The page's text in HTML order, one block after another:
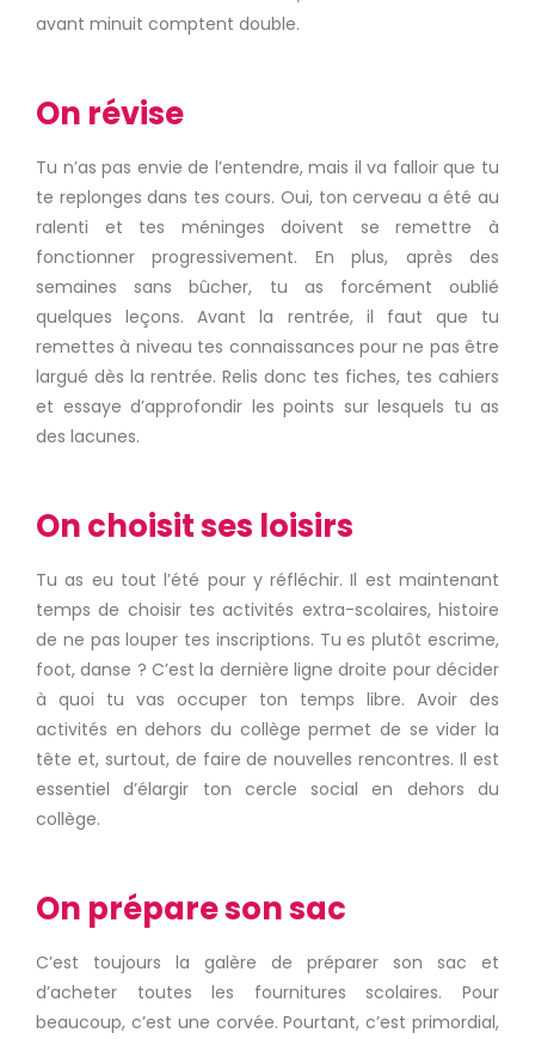
avant minuit comptent double.
On révise
Tu n’as pas envie de l’entendre, mais il va falloir que tu
te replonges dans tes cours. Oui, ton cerveau a été au
ralenti et tes méninges doivent se remettre à
fonctionner progressivement. En plus, après des
semaines sans bûcher, tu as forcément oublié
quelques leçons. Avant la rentrée, il faut que tu
remettes à niveau tes connaissances pour ne pas être
largué dès la rentrée. Relis donc tes fiches, tes cahiers
et essaye d’approfondir les points sur lesquels tu as
des lacunes.
On choisit ses loisirs
Tu as eu tout l’été pour y réfléchir. Il est maintenant
temps de choisir tes activités extra-scolaires, histoire
de ne pas louper tes inscriptions. Tu es plutôt escrime,
foot, danse ? C’est la dernière ligne droite pour décider
à quoi tu vas occuper ton temps libre. Avoir des
activités en dehors du collège permet de se vider la
tête et, surtout, de faire de nouvelles rencontres. Il est
essentiel d’élargir ton cercle social en dehors du
collège.
On prépare son sac
C’est toujours la galère de préparer son sac et
d’acheter toutes les fournitures scolaires. Pour
beaucoup, c’est une corvée. Pourtant, c’est primordial,